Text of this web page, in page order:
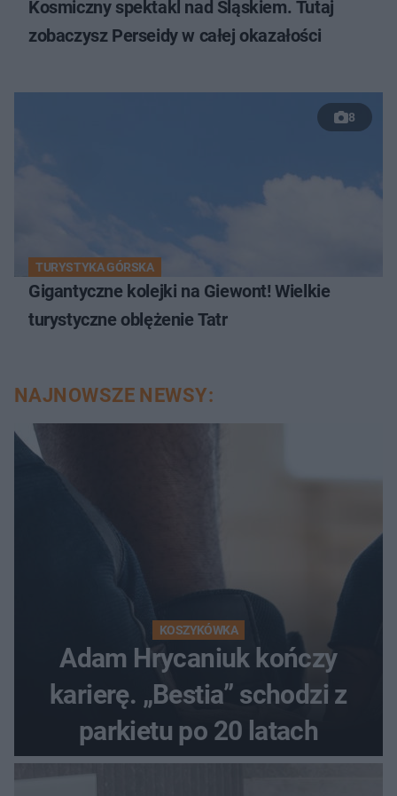
Kosmiczny spektakl nad Śląskiem. Tutaj
zobaczysz Perseidy w całej okazałości
8
TURYSTYKA GÓRSKA
Gigantyczne kolejki na Giewont! Wielkie
turystyczne oblężenie Tatr
NAJNOWSZE NEWSY:
KOSZYKÓWKA
Adam Hrycaniuk kończy
karierę. „Bestia” schodzi z
parkietu po 20 latach